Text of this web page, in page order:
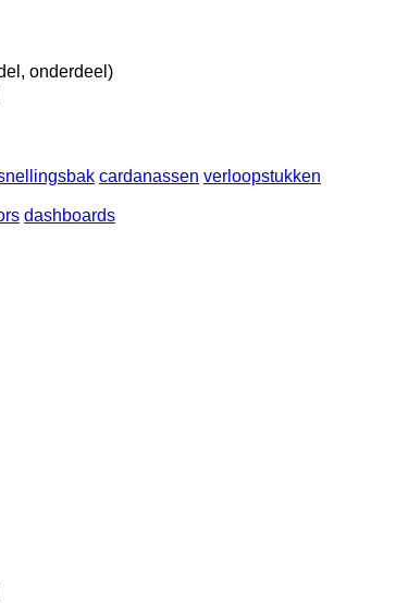
onderdeel)
cardanassen verloopstukken
dashboards